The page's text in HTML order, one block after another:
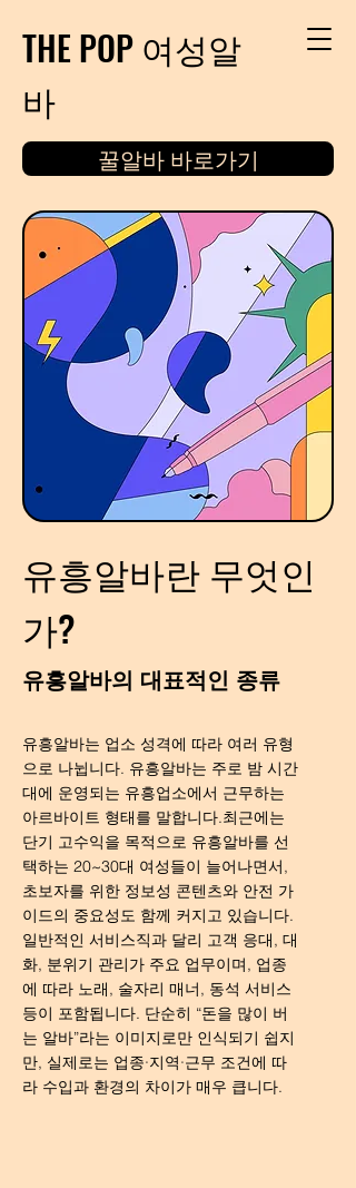
THE POP 여성알
바
꿀알바 바로가기
유흥알바란 무엇인
가?
유흥알바의 대표적인 종류
유흥알바는 업소 성격에 따라 여러 유형
으로 나뉩니다. 유흥알바는 주로 밤 시간
대에 운영되는 유흥업소에서 근무하는
아르바이트 형태를 말합니다.최근에는
단기 고수익을 목적으로 유흥알바를 선
택하는 20~30대 여성들이 늘어나면서,
초보자를 위한 정보성 콘텐츠와 안전 가
이드의 중요성도 함께 커지고 있습니다.
일반적인 서비스직과 달리 고객 응대, 대
화, 분위기 관리가 주요 업무이며, 업종
에 따라 노래, 술자리 매너, 동석 서비스
등이 포함됩니다. 단순히 “돈을 많이 버
는 알바”라는 이미지로만 인식되기 쉽지
만, 실제로는 업종·지역·근무 조건에 따
라 수입과 환경의 차이가 매우 큽니다.